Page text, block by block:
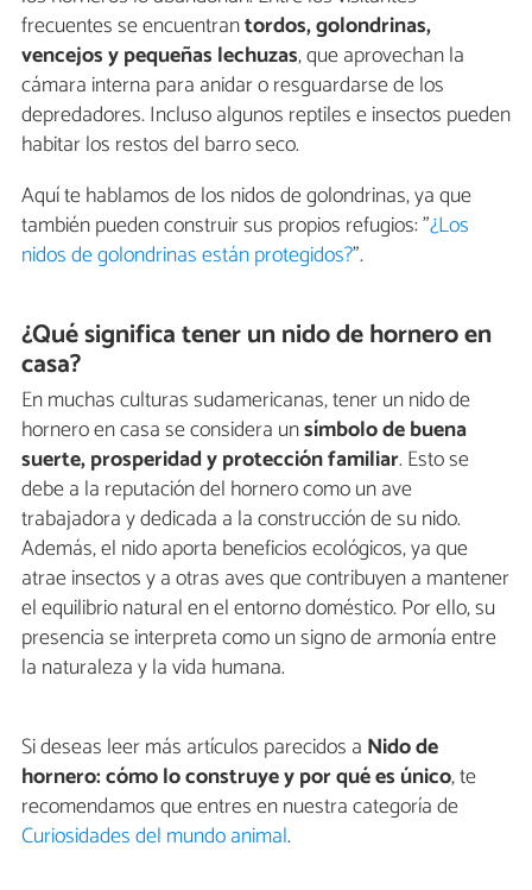
frecuentes se encuentrantordos, golondrinas,
vencejos y pequeñas lechuzas, que aprovechan la
cámara interna para anidar o resguardarse de los
depredadores. Incluso algunos reptiles e insectos pueden
habitar los restos del barro seco.
Aquí te hablamos de los nidos de golondrinas, ya que
también pueden construir sus propios refugios: "¿Los
nidos de golondrinas están protegidos?".
¿Qué significa tener un nido de hornero en
casa?
En muchas culturas sudamericanas, tener un nido de
hornero en casa se considera unsímbolo de buena
suerte, prosperidad y protección familiar. Esto se
debe a la reputación del hornero como un ave
trabajadora y dedicada a la construcción de su nido.
Además, el nido aporta beneficios ecológicos, ya que
atrae insectos y a otras aves que contribuyen a mantener
el equilibrio natural en el entorno doméstico. Por ello, su
presencia se interpreta como un signo de armonía entre
la naturaleza y la vida humana.
Si deseas leer más artículos parecidos a Nido de
hornero: cómo lo construye y por qué es único, te
recomendamos que entres en nuestra categoría de
Curiosidades del mundo animal.